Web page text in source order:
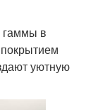
гаммы в
уютную